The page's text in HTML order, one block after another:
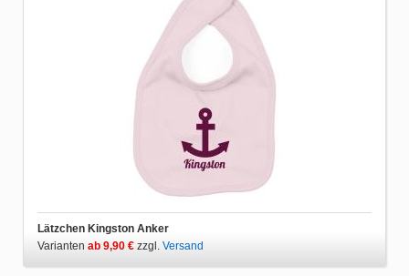
Lätzchen Kingston Anker
Varianten ab 9,90 € zzgl. Versand